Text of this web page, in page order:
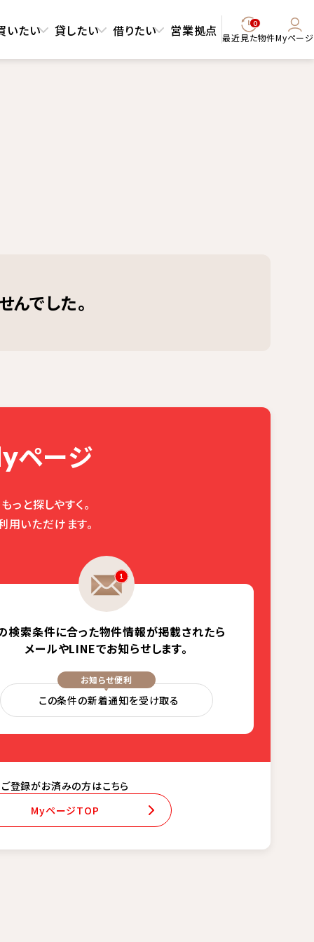
いたい 貸したい 借りたい 営業拠点 0
最近見た物件Myページ
でした。
ページ
っと探しやすく。
いただけます。
検索条件に合った物件情報が掲載されたら
メールやLINEでお知らせします。
お知らせ便利
この条件の新着通知を受け取る
ご登録がお済みの方はこちら
MyページTOP